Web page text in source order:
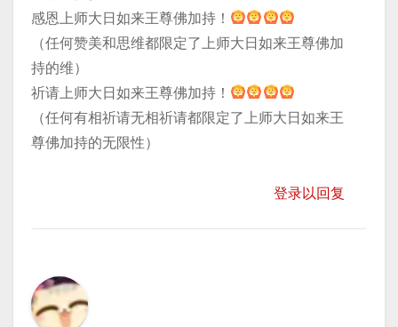
感恩上师大日如来王尊佛加持！
（任何赞美和思维都限定了上师大日如来王尊佛加
持的维）
祈请上师大日如来王尊佛加持！
（任何有相祈请无相祈请都限定了上师大日如来王
尊佛加持的无限性）
登录以回复